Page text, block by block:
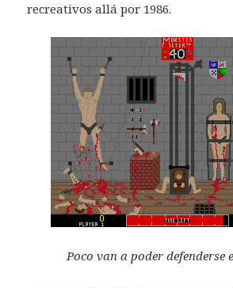
recreativos allá por 1986.
Poco van a poder defenderse